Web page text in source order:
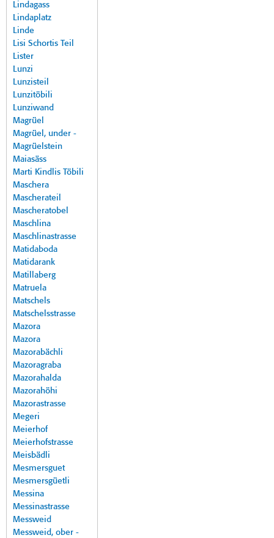
Lindagass
Lindaplatz
Linde
Lisi Schortis Teil
Lister
Lunzi
Lunzisteil
Lunzitöbili
Lunziwand
Magrüel
Magrüel, under -
Magrüelstein
Maiasäss
Marti Kindlis Töbili
Maschera
Mascherateil
Mascheratobel
Maschlina
Maschlinastrasse
Matidaboda
Matidarank
Matillaberg
Matruela
Matschels
Matschelsstrasse
Mazora
Mazora
Mazorabächli
Mazoragraba
Mazorahalda
Mazorahöhi
Mazorastrasse
Megeri
Meierhof
Meierhofstrasse
Meisbädli
Mesmersguet
Mesmersgüetli
Messina
Messinastrasse
Messweid
Messweid, ober -